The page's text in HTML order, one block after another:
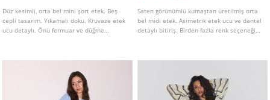
Düz kesimli, orta bel mini şort etek. Beş
cepli tasarım. Yıkamalı doku. Kruvaze etek
ucu detaylı. Önü fermuar ve düğme
Saten görünümlü kumaştan üretilmiş orta
bel midi etek. Asimetrik etek ucu ve dantel
detaylı bitiriş. Birden fazla renk seçeneği